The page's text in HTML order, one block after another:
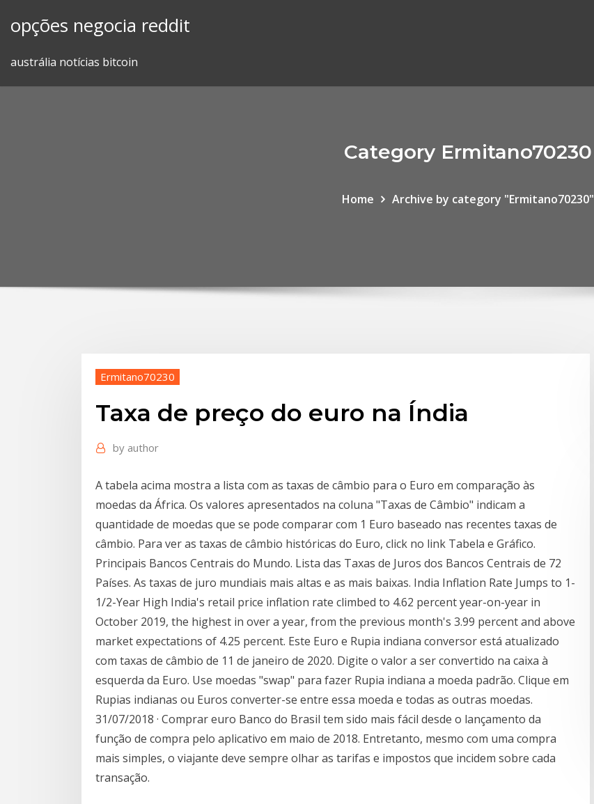
opções negocia reddit
austrália notícias bitcoin
Category Ermitano70230
Home Archive by category "Ermitano70230"
Ermitano70230
Taxa de preço do euro na Índia
by author
A tabela acima mostra a lista com as taxas de câmbio para o Euro em comparação às
moedas da África. Os valores apresentados na coluna "Taxas de Câmbio" indicam a
quantidade de moedas que se pode comparar com 1 Euro baseado nas recentes taxas de
câmbio. Para ver as taxas de câmbio históricas do Euro, click no link Tabela e Gráfico.
Principais Bancos Centrais do Mundo. Lista das Taxas de Juros dos Bancos Centrais de 72
Países. As taxas de juro mundiais mais altas e as mais baixas. India Inflation Rate Jumps to 1-
1/2-Year High India's retail price inflation rate climbed to 4.62 percent year-on-year in
October 2019, the highest in over a year, from the previous month's 3.99 percent and above
market expectations of 4.25 percent. Este Euro e Rupia indiana conversor está atualizado
com taxas de câmbio de 11 de janeiro de 2020. Digite o valor a ser convertido na caixa à
esquerda da Euro. Use moedas "swap" para fazer Rupia indiana a moeda padrão. Clique em
Rupias indianas ou Euros converter-se entre essa moeda e todas as outras moedas.
31/07/2018 · Comprar euro Banco do Brasil tem sido mais fácil desde o lançamento da
função de compra pelo aplicativo em maio de 2018. Entretanto, mesmo com uma compra
mais simples, o viajante deve sempre olhar as tarifas e impostos que incidem sobre cada
transação.